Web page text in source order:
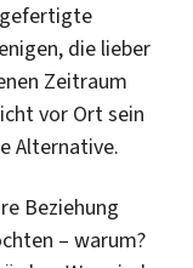
die lieber
Zeitraum
vor Ort sein
Alternative.
Beziehung
– warum?